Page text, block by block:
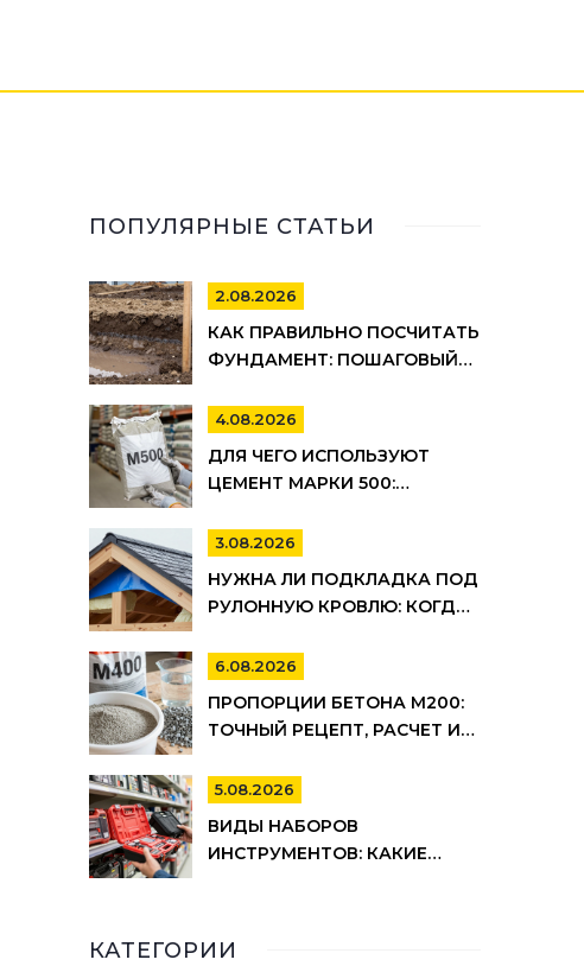
ПОПУЛЯРНЫЕ СТАТЬИ
2.08.2026
КАК ПРАВИЛЬНО ПОСЧИТАТЬ
ФУНДАМЕНТ: ПОШАГОВЫЙ
АРМАТУРЫ И ОПАЛУБКИ
4.08.2026
ДЛЯ ЧЕГО ИСПОЛЬЗУЮТ
ЦЕМЕНТ МАРКИ 500:
МИНУСЫ
3.08.2026
НУЖНА ЛИ ПОДКЛАДКА ПОД
РУЛОННУЮ КРОВЛЮ: КОГДА
МОЖНО СЭКОНОМИТЬ
6.08.2026
ПРОПОРЦИИ БЕТОНА М200:
ТОЧНЫЙ РЕЦЕПТ, РАСЧЕТ И
5.08.2026
ВИДЫ НАБОРОВ
ИНСТРУМЕНТОВ: КАКИЕ
КАТЕГОРИИ